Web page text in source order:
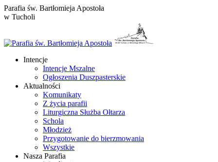
Przewiń
do
Parafia św. Bartłomieja Apostoła
w Tucholi
Intencje
Intencje Mszalne
Ogłoszenia Duszpasterskie
Aktualności
Komunikaty
Z życia parafii
Liturgiczna Służba Ołtarza
Schola
Młodzież
Przygotowanie do bierzmowania
Wszystkie
Nasza Parafia